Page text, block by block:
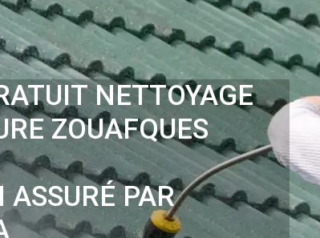
NETTOYAGE
ZOUAFQUES
PAR